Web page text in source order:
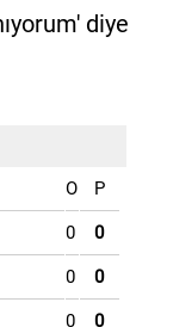
diye
O P
0 0
0 0
0 0